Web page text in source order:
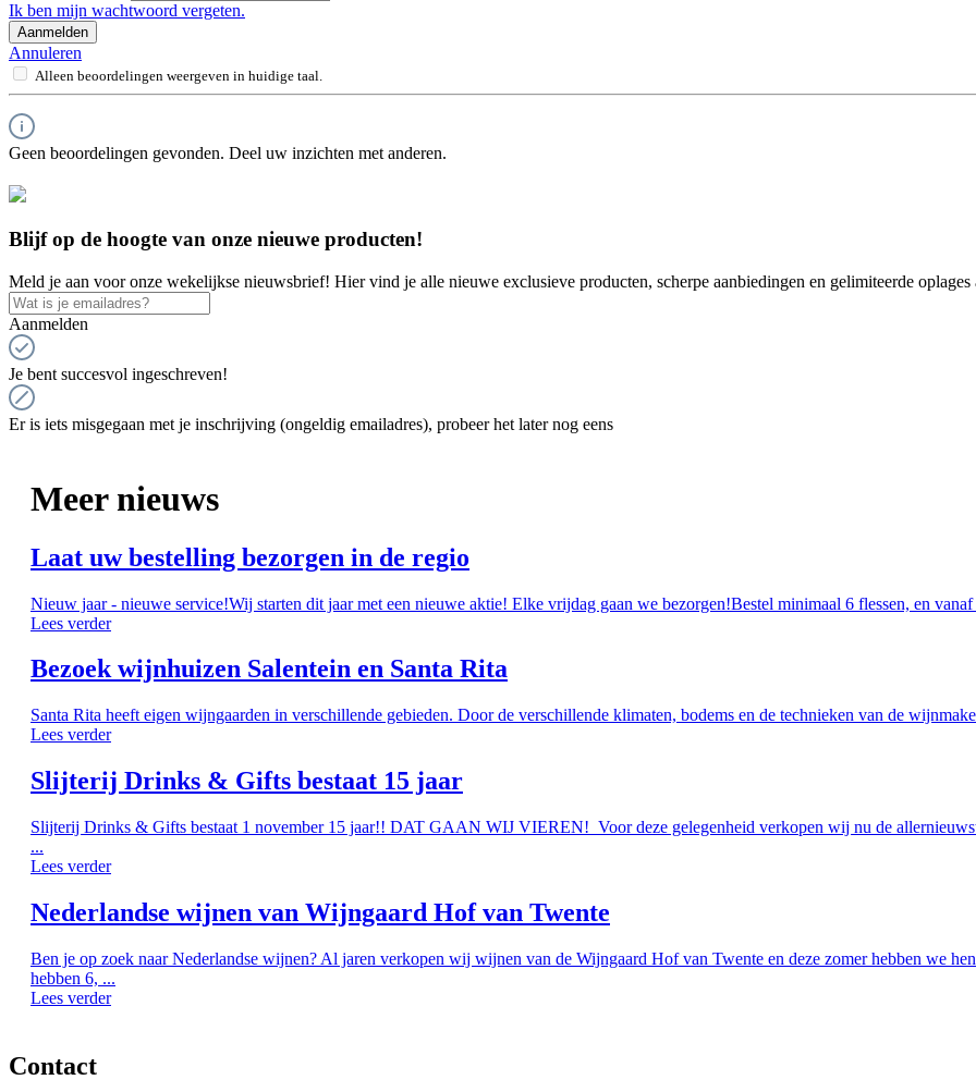
Ik ben mijn wachtwoord vergeten.
Aanmelden
Annuleren
Alleen beoordelingen weergeven in huidige taal.
Geen beoordelingen gevonden. Deel uw inzichten met anderen.
Blijf op de hoogte van onze nieuwe producten!
Meld je aan voor onze wekelijkse nieuwsbrief! Hier vind je alle nieuwe exclusieve producten, scherpe aanbiedingen en gelimiteerde oplages
Aanmelden
Je bent succesvol ingeschreven!
Er is iets misgegaan met je inschrijving (ongeldig emailadres), probeer het later nog eens
Meer nieuws
Laat uw bestelling bezorgen in de regio
Nieuw jaar - nieuwe service!Wij starten dit jaar met een nieuwe aktie! Elke vrijdag gaan we bezorgen!Bestel minimaal 6 flessen, en
Lees verder
Bezoek wijnhuizen Salentein en Santa Rita
Santa Rita heeft eigen wijngaarden in verschillende gebieden. Door de verschillende klimaten, bodems en de technieken van de
Lees verder
Slijterij Drinks & Gifts bestaat 15 jaar
Slijterij Drinks & Gifts bestaat 1 november 15 jaar!! DAT GAAN WIJ VIEREN! Voor deze gelegenheid verkopen wij nu de
...
Lees verder
Nederlandse wijnen van Wijngaard Hof van Twente
Ben je op zoek naar Nederlandse wijnen? Al jaren verkopen wij wijnen van de Wijngaard Hof van Twente en deze zomer hebben we
hebben 6, ...
Lees verder
Contact